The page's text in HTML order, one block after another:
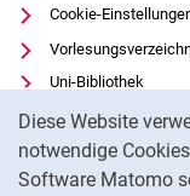
Diese Website
notwendige
Software Matomo
Cookie-
Uni-Bibliothek
Moodle
Panopto
Datenschutz